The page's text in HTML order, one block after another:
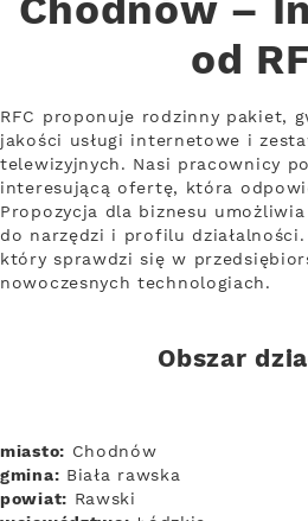
Chodnów –
od
RFC proponuje rodzinny pakiet,
jakości usługi internetowe i
telewizyjnych. Nasi pracownicy
interesującą ofertę, która
Propozycja dla biznesu
do narzędzi i profilu
który sprawdzi się w
nowoczesnych technologiach.
Obszar
miasto: Chodnów
gmina: Biała rawska
powiat: Rawski